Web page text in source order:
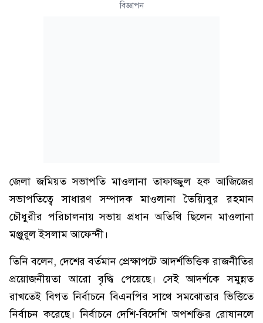
বিজ্ঞাপন
জেলা জমিয়ত সভাপতি মাওলানা তাফাজ্জুল হক আজিজের
সভাপতিত্বে সাধারণ সম্পাদক মাওলানা তৈয়্যিবুর রহমান
চৌধুরীর পরিচালনায় সভায় প্রধান অতিথি ছিলেন মাওলানা
মঞ্জুরুল ইসলাম আফেন্দী।
তিনি বলেন, দেশের বর্তমান প্রেক্ষাপটে আদর্শভিত্তিক রাজনীতির
প্রয়োজনীয়তা আরো বৃদ্ধি পেয়েছে। সেই আদর্শকে সমুন্নত
রাখতেই বিগত নির্বাচনে বিএনপির সাথে সমঝোতার ভিত্তিতে
নির্বাচন করেছে। নির্বাচনে দেশি-বিদেশি অপশক্তির রোষানলে